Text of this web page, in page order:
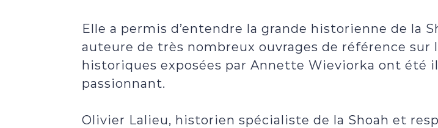
Elle a permis d’entendre la grande historienne de la
auteure de très nombreux ouvrages de référence
historiques exposées par Annette Wieviorka ont été
passionnant.
Olivier Lalieu, historien spécialiste de la Shoah et